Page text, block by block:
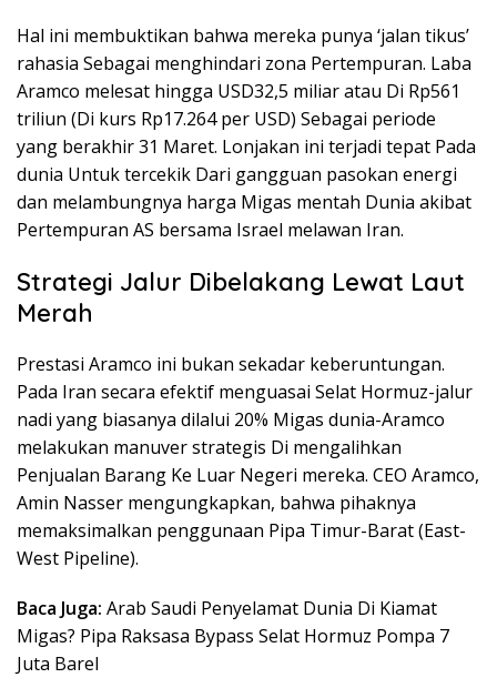
Hal ini membuktikan bahwa mereka punya ‘jalan tikus’
rahasia Sebagai menghindari zona Pertempuran. Laba
Aramco melesat hingga USD32,5 miliar atau Di Rp561
triliun (Di kurs Rp17.264 per USD) Sebagai periode
yang berakhir 31 Maret. Lonjakan ini terjadi tepat Pada
dunia Untuk tercekik Dari gangguan pasokan energi
dan melambungnya harga Migas mentah Dunia akibat
Pertempuran AS bersama Israel melawan Iran.
Strategi Jalur Dibelakang Lewat Laut
Merah
Prestasi Aramco ini bukan sekadar keberuntungan.
Pada Iran secara efektif menguasai Selat Hormuz-jalur
nadi yang biasanya dilalui 20% Migas dunia-Aramco
melakukan manuver strategis Di mengalihkan
Penjualan Barang Ke Luar Negeri mereka. CEO Aramco,
Amin Nasser mengungkapkan, bahwa pihaknya
memaksimalkan penggunaan Pipa Timur-Barat (East-
West Pipeline).
Baca Juga: Arab Saudi Penyelamat Dunia Di Kiamat
Migas? Pipa Raksasa Bypass Selat Hormuz Pompa 7
Juta Barel